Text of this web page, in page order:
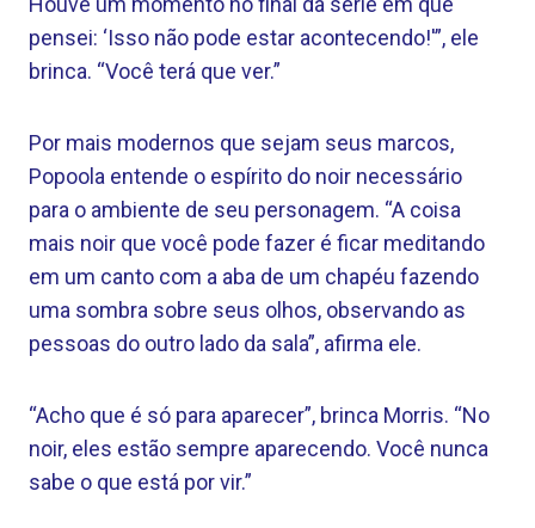
pensei: ‘Isso não pode estar acontecendo!'”, ele
brinca. “Você terá que ver.”
Por mais modernos que sejam seus marcos,
Popoola entende o espírito do noir necessário
para o ambiente de seu personagem. “A coisa
mais noir que você pode fazer é ficar meditando
em um canto com a aba de um chapéu fazendo
uma sombra sobre seus olhos, observando as
pessoas do outro lado da sala”, afirma ele.
“Acho que é só para aparecer”, brinca Morris. “No
noir, eles estão sempre aparecendo. Você nunca
sabe o que está por vir.”